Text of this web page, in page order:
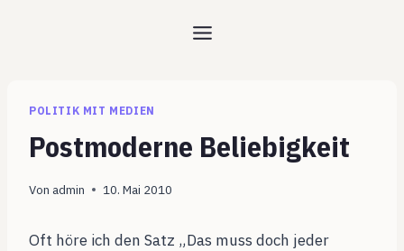
POLITIK MIT MEDIEN
Postmoderne Beliebigkeit
Von admin 10. Mai 2010
Oft höre ich den Satz „Das muss doch jeder